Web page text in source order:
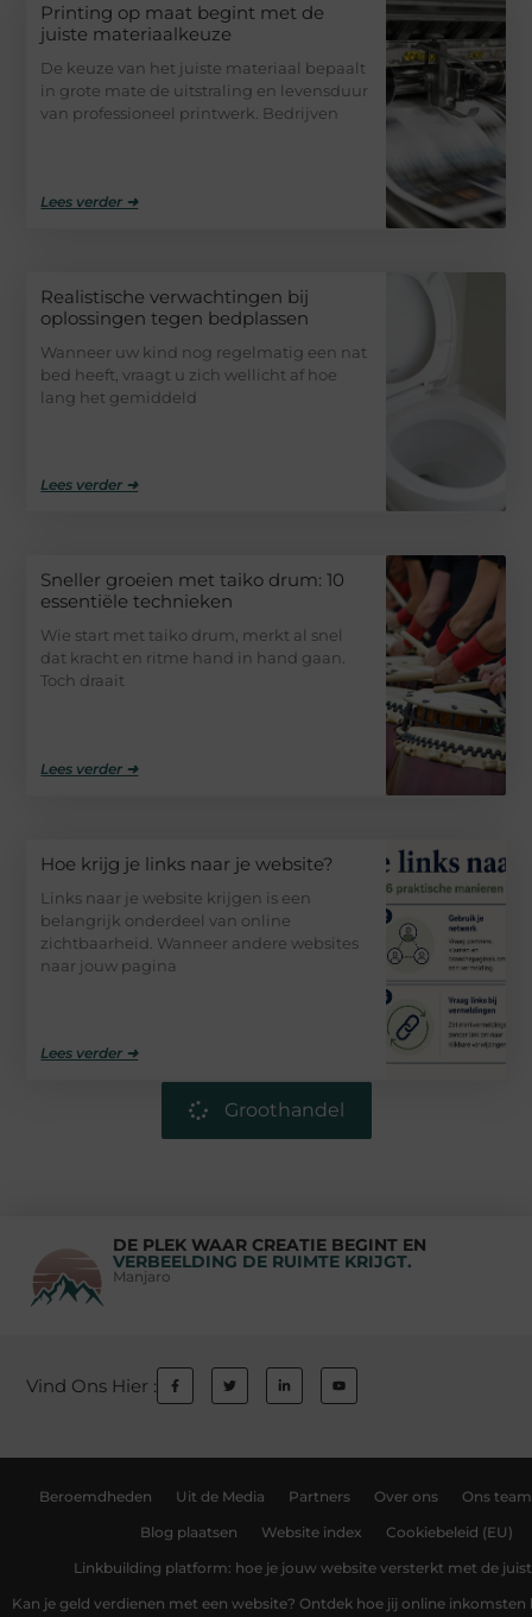
Printing op maat begint met de
juiste materiaalkeuze
De keuze van het juiste materiaal bepaalt
in grote mate de uitstraling en levensduur
van professioneel printwerk. Bedrijven
Lees verder ➜
Realistische verwachtingen bij
oplossingen tegen bedplassen
Wanneer uw kind nog regelmatig een nat
bed heeft, vraagt u zich wellicht af hoe
lang het gemiddeld
Lees verder ➜
Sneller groeien met taiko drum: 10
essentiële technieken
Wie start met taiko drum, merkt al snel
dat kracht en ritme hand in hand gaan.
Toch draait
Lees verder ➜
Hoe krijg je links naar je website?
Links naar je website krijgen is een
belangrijk onderdeel van online
zichtbaarheid. Wanneer andere websites
naar jouw pagina
Lees verder ➜
Groothandel
DE PLEK WAAR CREATIE BEGINT EN
VERBEELDING DE RUIMTE KRIJGT.
Manjaro
Vind Ons Hier :
Beroemdheden Uit de Media Partners Over ons Ons team
Blog plaatsen Website index Cookiebeleid (EU)
Linkbuilding platform: hoe je jouw website versterkt met de
Kan je geld verdienen met een website? Ontdek hoe jij online